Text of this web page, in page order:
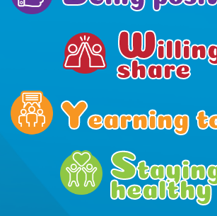
W
share
Yearning
S
healthy